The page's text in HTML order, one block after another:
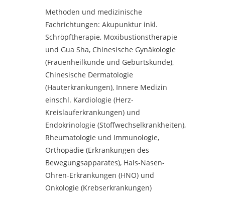
Methoden und medizinische
Fachrichtungen: Akupunktur inkl.
Schröpftherapie, Moxibustionstherapie
und Gua Sha, Chinesische Gynäkologie
(Frauenheilkunde und Geburtskunde),
Chinesische Dermatologie
(Hauterkrankungen), Innere Medizin
einschl. Kardiologie (Herz-
Kreislauferkrankungen) und
Endokrinologie (Stoffwechselkrankheiten),
Rheumatologie und Immunologie,
Orthopädie (Erkrankungen des
Bewegungsapparates), Hals-Nasen-
Ohren-Erkrankungen (HNO) und
Onkologie (Krebserkrankungen)